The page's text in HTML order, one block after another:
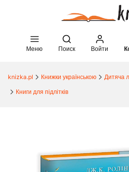
Меню
Open search engine
Поиск Войти
knizka.pl Книжки українською
Дитяча
Книги для підлітків